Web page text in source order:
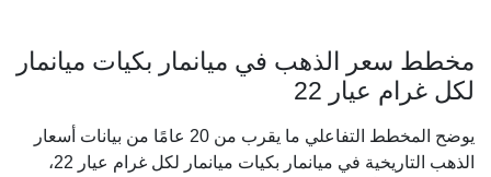
مخطط سعر الذهب في ميانمار بكيات ميانمار
لكل غرام عيار 22
يوضح المخطط التفاعلي ما يقرب من 20 عامًا من بيانات أسعار
الذهب التاريخية في ميانمار بكيات ميانمار لكل غرام عيار 22،